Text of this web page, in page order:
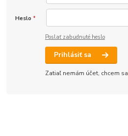
Heslo *
Poslať zabudnuté heslo
Prihlásiť sa
Zatiaľ nemám účet, chcem sa